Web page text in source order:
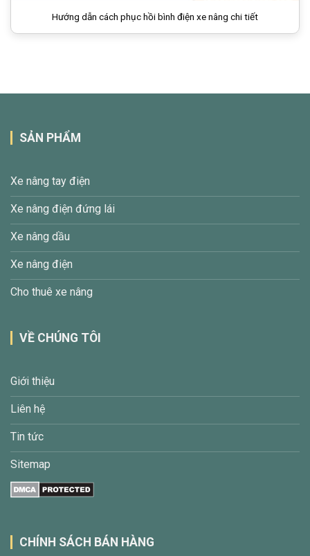
Hướng dẫn cách phục hồi bình điện xe nâng chi tiết
SẢN PHẨM
Xe nâng tay điện
Xe nâng điện đứng lái
Xe nâng dầu
Xe nâng điện
Cho thuê xe nâng
VỀ CHÚNG TÔI
Giới thiệu
Liên hệ
Tin tức
Sitemap
CHÍNH SÁCH BÁN HÀNG